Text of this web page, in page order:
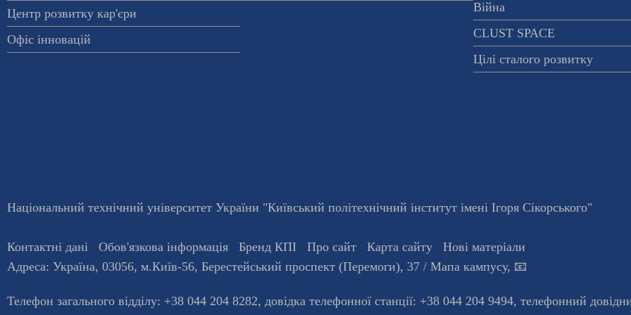
Центр розвитку кар'єри
Офіс інновацій
Війна
CLUST SPACE
Цілі сталого розвитку
Національний технічний університет України "Київський політехнічний інститут імені Ігоря Сікорського"
Контактні дані Обов'язкова інформація Бренд КПІ Про сайт Карта сайту
Нові матеріали
Адреса: Україна, 03056, м.Київ-56, Берестейський проспект (Перемоги), 37 / Мапа кампусу, 📧
Телефон загального відділу: +38 044 204 8282, довiдка телефонної станцiї: +38 044 204 9494, телефонний